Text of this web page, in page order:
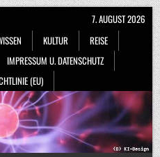
KULTUR
REISE
IMPRESSUM U. DATENSCHUTZ
(EU)
7. AUGUST 2026